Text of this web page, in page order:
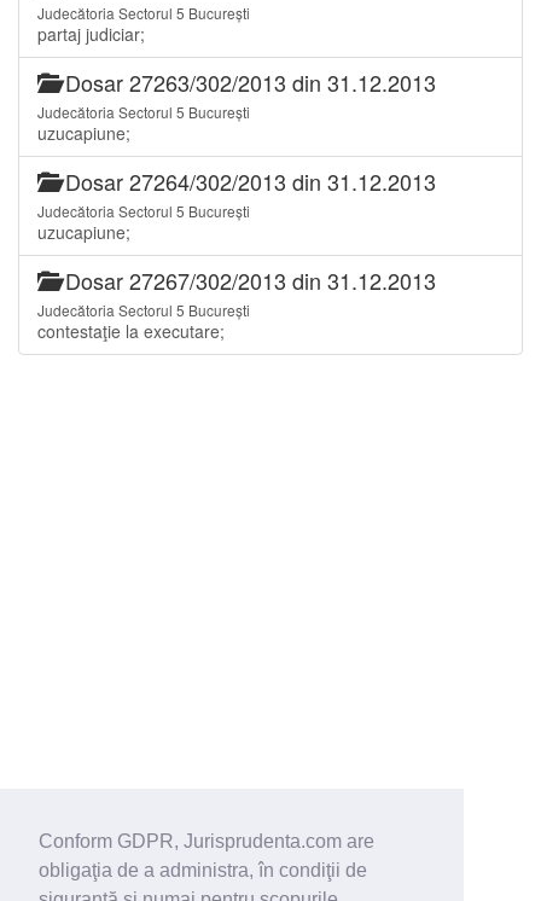
Conform GDPR, Jurisprudenta.com are
obligaţia de a administra, în condiţii de
Judecătoria Sectorul 5 București
partaj judiciar;
Dosar 27263/302/2013 din 31.12.2013
Judecătoria Sectorul 5 București
uzucapiune;
Dosar 27264/302/2013 din 31.12.2013
Judecătoria Sectorul 5 București
uzucapiune;
Dosar 27267/302/2013 din 31.12.2013
Judecătoria Sectorul 5 București
contestaţie la executare;